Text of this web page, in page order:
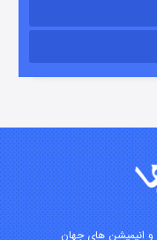
و انیمیشن های جهان